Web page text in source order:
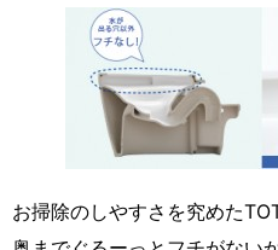
お掃除のしやすさを究めた